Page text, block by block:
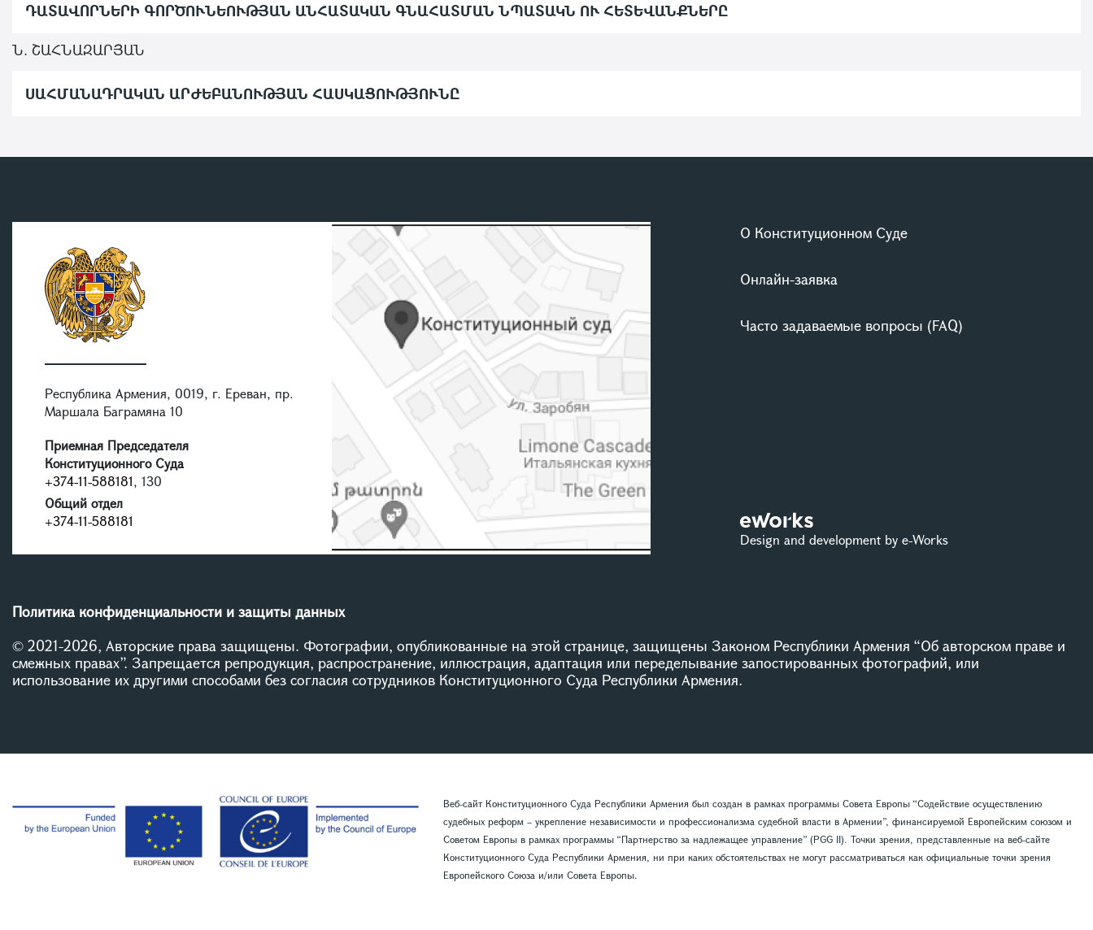
ԴԱՏԱՎՈՐՆԵՐԻ ԳՈՐԾՈՒՆԵՈՒԹՅԱՆ ԱՆՀԱՏԱԿԱՆ ԳՆԱՀԱՏՄԱՆ ՆՊԱՏԱԿՆ ՈՒ ՀԵՏԵՎԱՆՔՆԵՐԸ
Ն. ՇԱՀՆԱԶԱՐՅԱՆ
ՍԱՀՄԱՆԱԴՐԱԿԱՆ ԱՐԺԵԲԱՆՈՒԹՅԱՆ ՀԱՍԿԱՑՈՒԹՅՈՒՆԸ
Республика Армения, 0019, г. Ереван, пр.
Маршала Баграмяна 10
Приемная Председателя
Конституционного Суда
+374-11-588181, 130
Общий отдел
+374-11-588181
О Конституционном Суде
Онлайн-заявка
Часто задаваемые вопросы (FAQ)
Design and development by e-Works
Политика конфиденциальности и защиты данных
© 2021-2026, Авторские права защищены. Фотографии, опубликованные на этой странице, защищены Законом Республики Армения “Об авторском праве и
смежных правах”. Запрещается репродукция, распространение, иллюстрация, адаптация или переделывание запостированных фотографий, или
использование их другими способами без согласия сотрудников Конституционного Суда Республики Армения.
Веб-сайт Конституционного Суда Республики Армения был создан в рамках программы Совета Европы “Содействие осуществлению
судебных реформ – укрепление независимости и профессионализма судебной власти в Армении”, финансируемой Европейским союзом и
Советом Европы в рамках программы “Партнерство за надлежащее управление” (PGG II). Точки зрения, представленные на веб-сайте
Конституционного Суда Республики Армения, ни при каких обстоятельствах не могут рассматриваться как официальные точки зрения
Европейского Союза и/или Совета Европы.